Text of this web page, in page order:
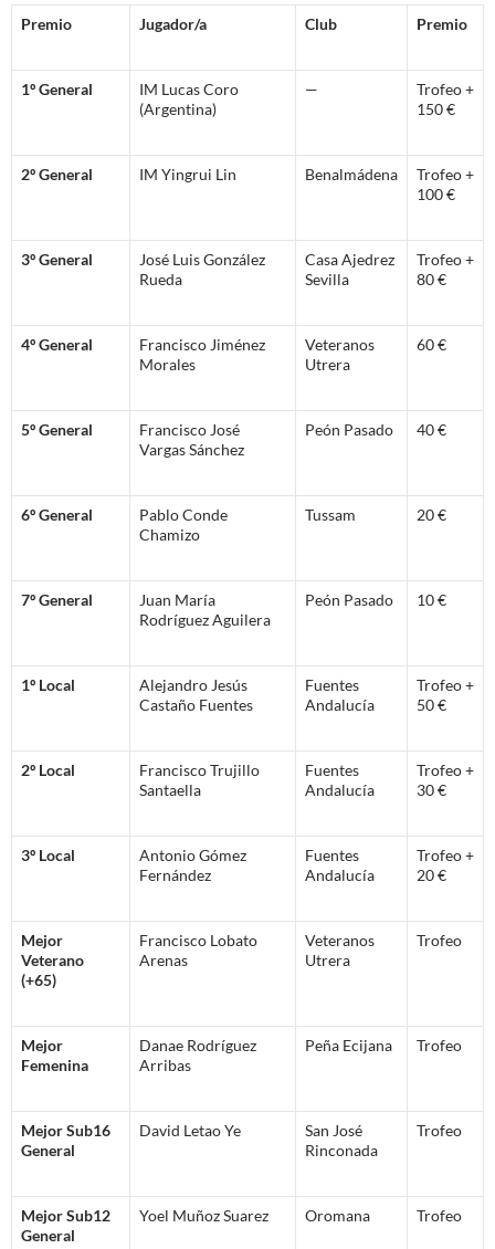
Premio Jugador/a Club Premio
1º General
IM Lucas Coro
(Argentina)
—
Trofeo +
150 €
2º General IM Yingrui Lin Benalmádena
Trofeo +
100 €
3º General
José Luis González
Rueda
Casa Ajedrez
Sevilla
Trofeo +
80 €
4º General
Francisco Jiménez
Morales
Veteranos
Utrera
60 €
5º General
Francisco José
Vargas Sánchez
Peón Pasado 40 €
6º General
Pablo Conde
Chamizo
Tussam 20 €
7º General
Juan María
Rodríguez Aguilera
Peón Pasado 10 €
1º Local
Alejandro Jesús
Castaño Fuentes
Fuentes
Andalucía
Trofeo +
50 €
2º Local
Francisco Trujillo
Santaella
Fuentes
Andalucía
Trofeo +
30 €
3º Local
Antonio Gómez
Fernández
Fuentes
Andalucía
Trofeo +
20 €
Mejor
Veterano
(+65)
Francisco Lobato
Arenas
Veteranos
Utrera
Trofeo
Mejor
Femenina
Danae Rodríguez
Arribas
Peña Ecijana Trofeo
Mejor Sub16
General
David Letao Ye
San José
Rinconada
Trofeo
Mejor Sub12
General
Yoel Muñoz Suarez Oromana Trofeo